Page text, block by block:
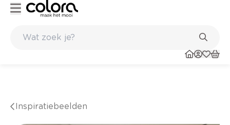
Inspiratiebeelden